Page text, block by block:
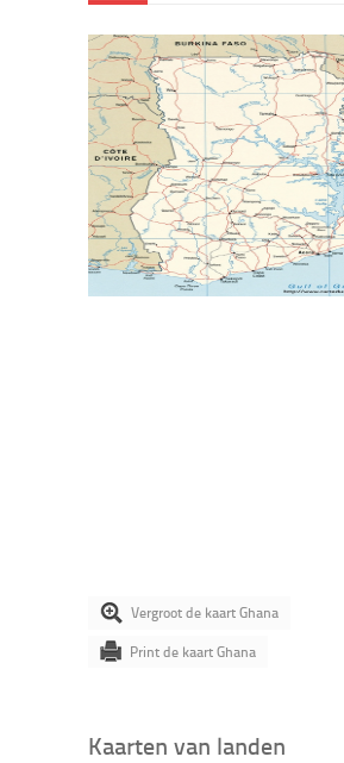
Vergroot de kaart Ghana
Print de kaart Ghana
Kaarten van landen